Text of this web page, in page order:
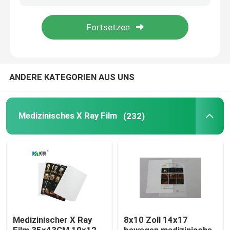
Fabrik Tour
Alle Fälle
Medizinisches X Ray Film
Tintenstrahl X Ray Film
ANDERE KATEGORIEN AUS UNS
Medizinisches X Ray Film (232)
Medizinischer X Ray
8x10 Zoll 14x17